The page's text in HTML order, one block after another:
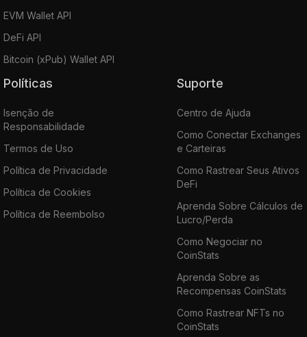
EVM Wallet API
DeFi API
Bitcoin (xPub) Wallet API
Políticas
Isenção de
Responsabilidade
Termos de Uso
Política de Privacidade
Política de Cookies
Política de Reembolso
Suporte
Centro de Ajuda
Como Conectar Exchanges
e Carteiras
Como Rastrear Seus Ativos
DeFi
Aprenda Sobre Cálculos de
Lucro/Perda
Como Negociar no
CoinStats
Aprenda Sobre as
Recompensas CoinStats
Como Rastrear NFTs no
CoinStats